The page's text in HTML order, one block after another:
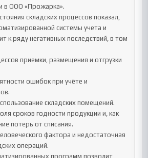
в ООО «Прожарка».
складских процессов показал,
системы учета и
к ряду негативных последствий, в том
приемки, размещения и отгрузки
ошибок при учёте и
складских помещений.
сроков годности продукции и, как
потерь от списания.
фактора и недостаточная
операций.
программ позволит